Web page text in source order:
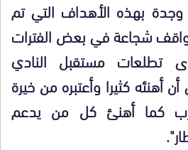
بهذه الأهداف التي تم
شجاعة في بعض الفترات
تطلعات مستقبل النادي
أهنئه كثيرا وأعتبره من خيرة
كما أهنئ كل من يدعم